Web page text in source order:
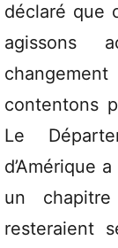
déclaré que
agissons
contentons
Le
d’Amérique
un
resteraient